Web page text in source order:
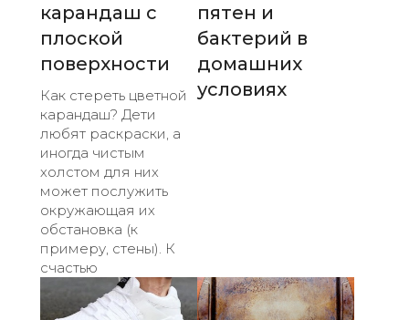
карандаш с
плоской
поверхности
Как стереть цветной
карандаш? Дети
любят раскраски, а
иногда чистым
холстом для них
может послужить
окружающая их
обстановка (к
примеру, стены). К
счастью
пятен и
бактерий в
домашних
условиях